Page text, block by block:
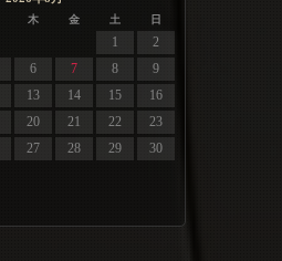
木 金 土 日
1
2
6 7 8
9
13 14 15
16
20 21 22
23
27 28 29
30